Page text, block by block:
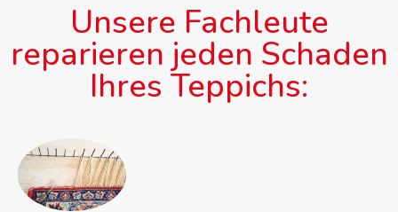
Unsere Fachleute
reparieren jeden Schaden
Ihres Teppichs: